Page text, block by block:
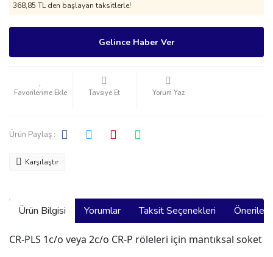
368,85 TL den başlayan taksitlerle!
Gelince Haber Ver
Tavsiye Et Yorum Yaz
Ürün Paylaş :
Karşılaştır
Ürün Bilgisi Yorumlar Taksit Seçenekleri
CR-PLS 1c/o veya 2c/o CR-P röleleri için mantıksal soket